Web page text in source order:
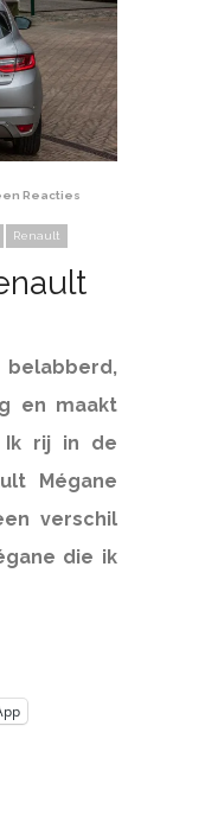
Reacties
Renault
belabberd,
en maakt
Ik rij in de
Mégane
verschil
die ik